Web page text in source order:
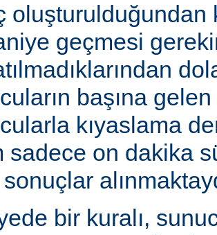
oluşturulduğundan
geçmesi
başına
kıyaslama
sadece on dakika
sonuçlar
bir kuralı,